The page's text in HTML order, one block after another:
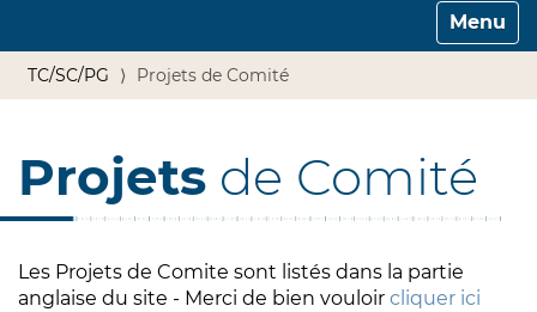
Toggle
TC/SC/PG Projets de Comité
Projets de Comité
Les Projets de Comite sont listés dans la partie
anglaise du site - Merci de bien vouloir cliquer ici